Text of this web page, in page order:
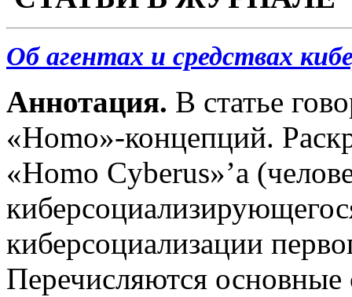
Об агентах и средствах
Аннотация. В статье
«Homo»-концепций.
«Homo Cyberus»’а
киберсоциализации
Перечисляются основные